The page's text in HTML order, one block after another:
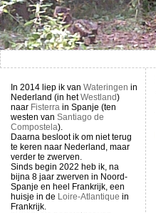
In 2014 liep ik van Wateringen in
Nederland (in hetWestland)
naar Fisterrain Spanje (ten
westen van Santiago de
Compostela).
Daarna besloot ik om niet terug
te keren naar Nederland, maar
verder te zwerven.
Sinds begin 2022 heb ik, na
bijna 8 jaar zwerven in Noord-
Spanje en heel Frankrijk, een
huisje in de Loire-Atlantique in
Frankrijk.